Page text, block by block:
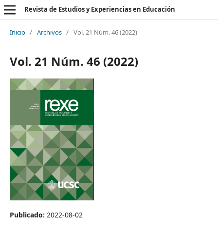
Revista de Estudios y Experiencias en Educación
Inicio / Archivos / Vol. 21 Núm. 46 (2022)
Vol. 21 Núm. 46 (2022)
Publicado: 2022-08-02